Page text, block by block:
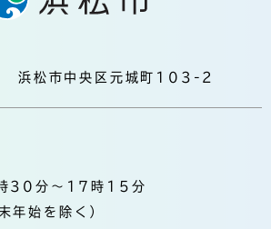
松市中央区元城町103-2
30分～17時15分
年始を除く）